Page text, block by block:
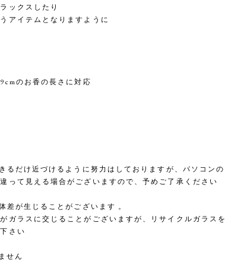
ックスしたり
アイテムとなりますように
のお香の長さに対応
るだけ近づけるように努力はしておりますが、パソコンの
って見える場合がございますので、予めご了承ください
が生じることがございます 。
ガラスに交じることがございますが、リサイクルガラスを
さい
せん